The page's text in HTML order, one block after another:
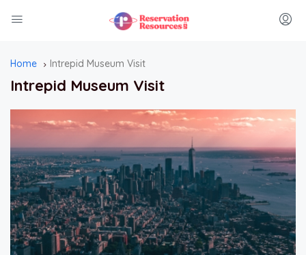
Home Intrepid Museum Visit
Intrepid Museum Visit